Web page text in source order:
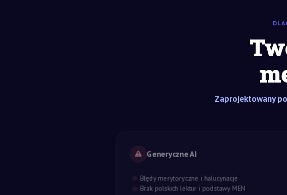
Zaprojektowany
Generyczne AI
Błędy merytoryczne i halucynacje
Brak polskich lektur i podstawy MEN